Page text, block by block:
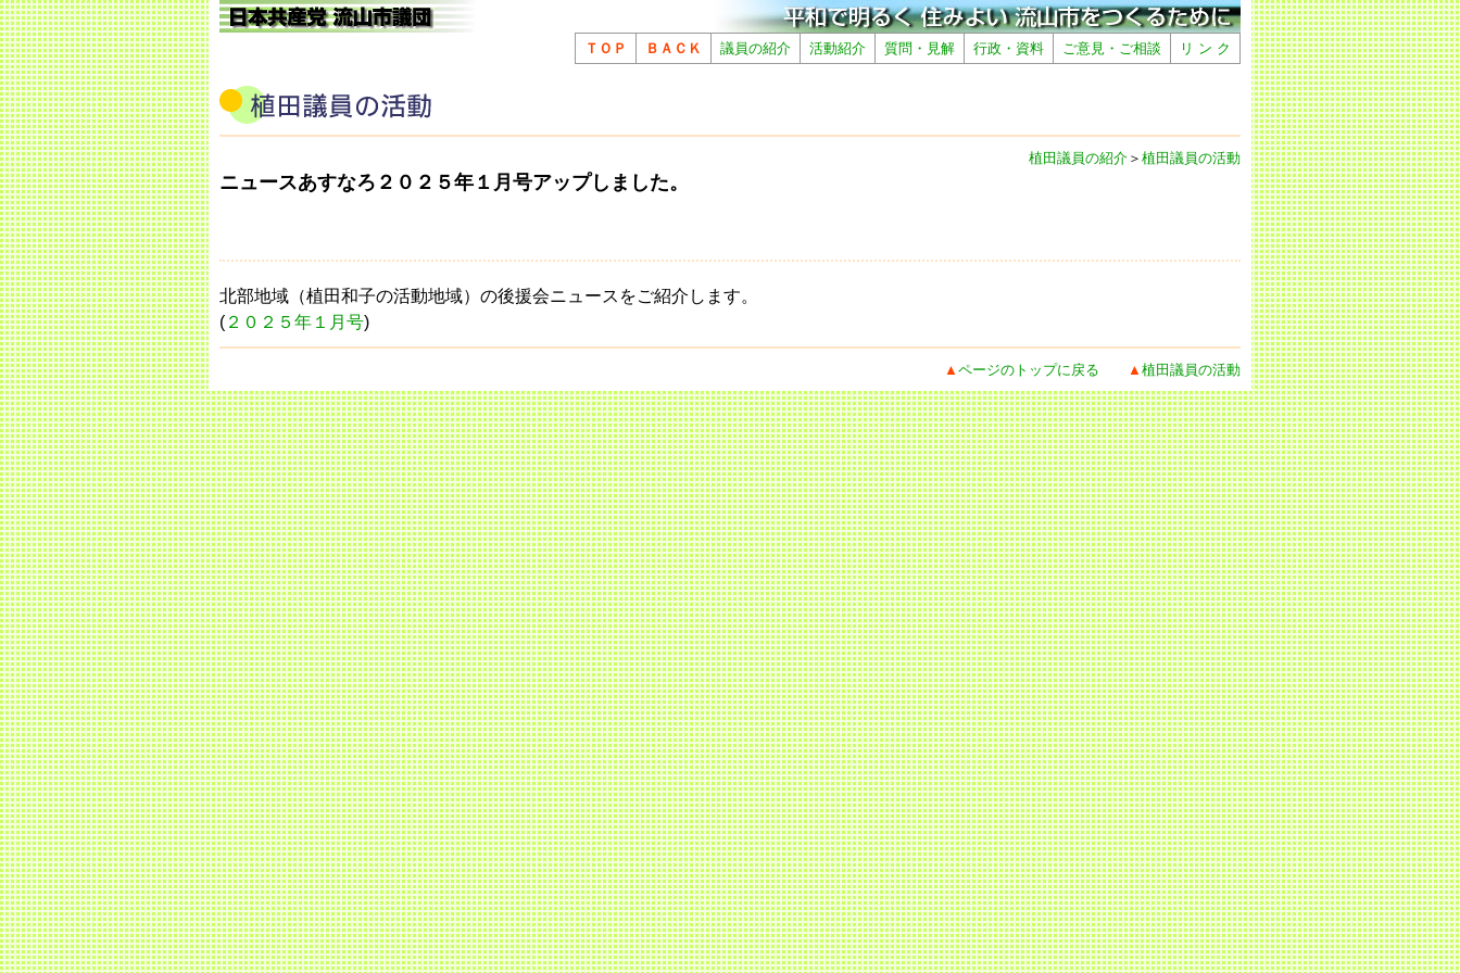
ＴＯＰ ＢＡＣＫ 議員の紹介 活動紹介 質問・見解 行政・資料 ご意見・ご相談 リ ン ク
植田議員の紹介 ＞ 植田議員の活動
ニュースあすなろ２０２５年１月号アップしました。
北部地域（植田和子の活動地域）の後援会ニュースをご紹介します。
( ２０２５年１月号)
▲ ページのトップに戻る ▲ 植田議員の活動